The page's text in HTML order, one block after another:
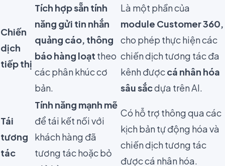
Chiến
dịch
tiếp thị
Tích hợp sẵn tính
năng gửi tin nhắn
quảng cáo, thông
báo hàng loạt theo
các phân khúc cơ
bản.
Là một phần của
module Customer 360,
cho phép thực hiện các
chiến dịch tương tác đa
kênh đượccá nhân hóa
sâu sắcdựa trên AI.
Tái
tương
tác
Tính năng mạnh mẽ
để tái kết nối với
khách hàng đã
tương tác hoặc bỏ
Có hỗ trợ thông qua các
kịch bản tự động hóa và
chiến dịch tương tác
được cá nhân hóa.